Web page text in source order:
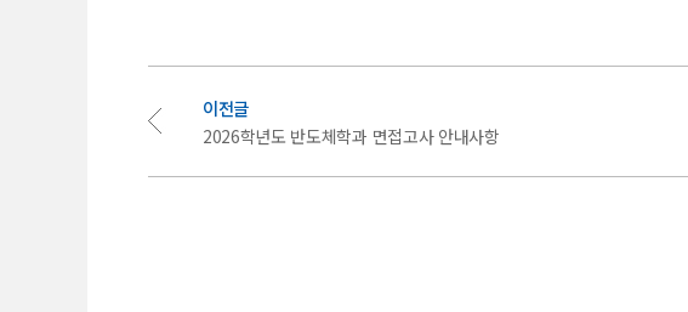
이전글
2026학년도 반도체학과 면접고사 안내사항